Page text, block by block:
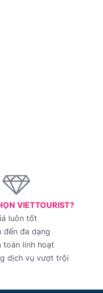
VIETTOURIST?
luôn tốt
đến đa dạng
toán linh hoạt
dịch vụ vượt trội